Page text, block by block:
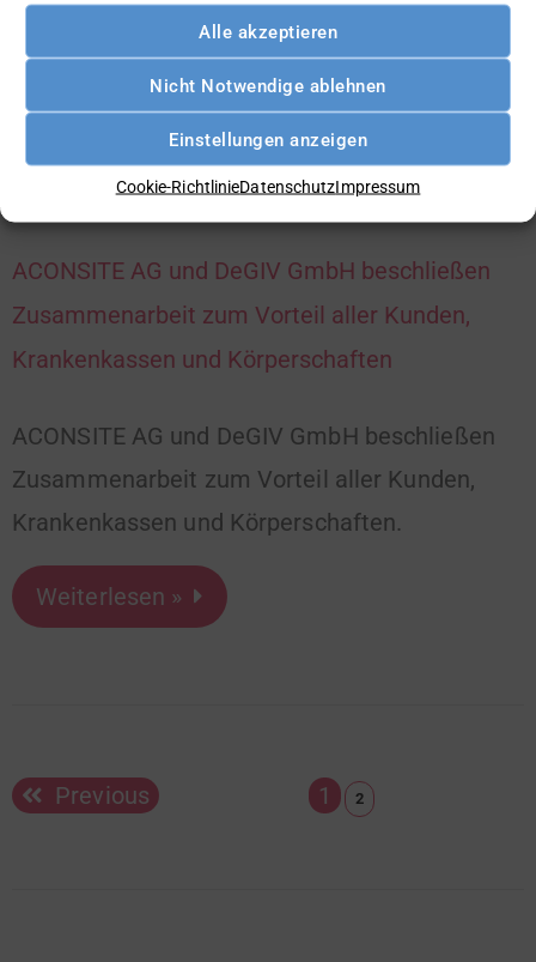
Alle akzeptieren
Nicht Notwendige ablehnen
Einstellungen anzeigen
Cookie-RichtlinieDatenschutzImpressum
Weiterlesen »
ACONSITE AG und DeGIV GmbH beschließen
Zusammenarbeit zum Vorteil aller Kunden,
Krankenkassen und Körperschaften
ACONSITE AG und DeGIV GmbH beschließen
Zusammenarbeit zum Vorteil aller Kunden,
Krankenkassen und Körperschaften​.
Weiterlesen »
Previous 1 2